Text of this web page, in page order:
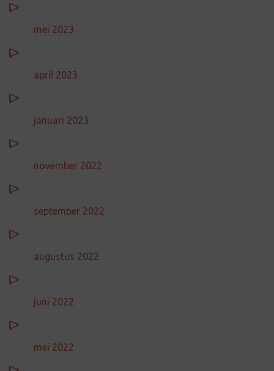
mei 2023
april 2023
januari 2023
november 2022
september 2022
augustus 2022
juni 2022
mei 2022